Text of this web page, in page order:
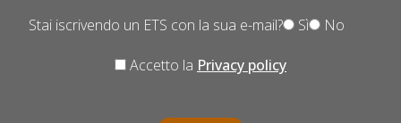
Stai iscrivendo un ETS con la sua e-mail? Sì No
Accetto la Privacy policy